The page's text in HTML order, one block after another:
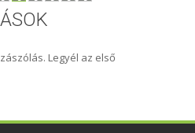
Legyél az első